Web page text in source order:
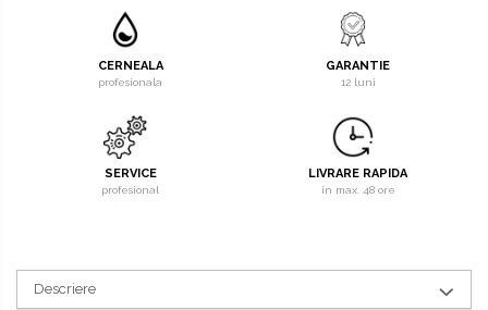
CERNEALA
profesionala
GARANTIE
12 luni
SERVICE
profesional
LIVRARE RAPIDA
in max. 48 ore
Descriere